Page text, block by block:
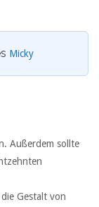
Micky
Außerdem sollte
Gestalt von